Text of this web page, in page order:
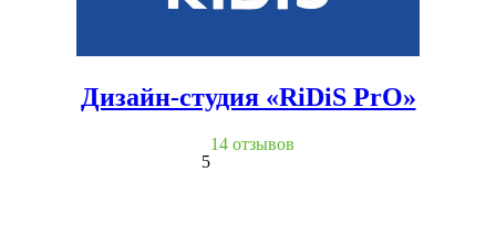
Дизайн-студия «RiDiS PrO»
5
14 отзывов